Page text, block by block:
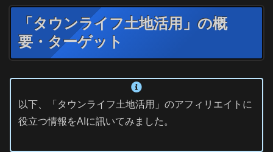
「タウンライフ土地活用」の概
要・ターゲット
以下、「タウンライフ土地活用」のアフィリエイトに
役立つ情報をAIに訊いてみました。